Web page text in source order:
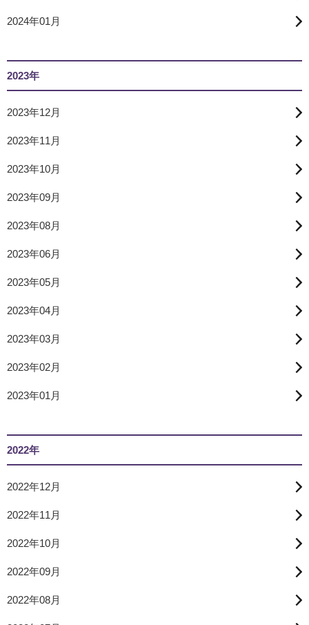
2024年01月
2023年
2023年12月
2023年11月
2023年10月
2023年09月
2023年08月
2023年06月
2023年05月
2023年04月
2023年03月
2023年02月
2023年01月
2022年
2022年12月
2022年11月
2022年10月
2022年09月
2022年08月